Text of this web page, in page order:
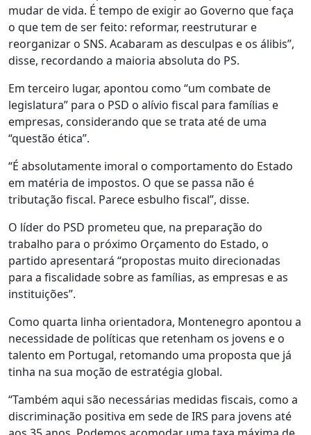
mudar de vida. É tempo de exigir ao Governo que faça
o que tem de ser feito: reformar, reestruturar e
reorganizar o SNS. Acabaram as desculpas e os álibis”,
disse, recordando a maioria absoluta do PS.
Em terceiro lugar, apontou como “um combate de
legislatura” para o PSD o alívio fiscal para famílias e
empresas, considerando que se trata até de uma
“questão ética”.
“É absolutamente imoral o comportamento do Estado
em matéria de impostos. O que se passa não é
tributação fiscal. Parece esbulho fiscal”, disse.
O líder do PSD prometeu que, na preparação do
trabalho para o próximo Orçamento do Estado, o
partido apresentará “propostas muito direcionadas
para a fiscalidade sobre as famílias, as empresas e as
instituições”.
Como quarta linha orientadora, Montenegro apontou a
necessidade de políticas que retenham os jovens e o
talento em Portugal, retomando uma proposta que já
tinha na sua moção de estratégia global.
“Também aqui são necessárias medidas fiscais, como a
discriminação positiva em sede de IRS para jovens até